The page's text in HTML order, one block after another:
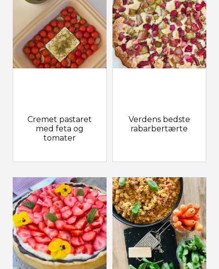
Cremet pastaret
med feta og
tomater
Verdens bedste
rabarbertærte